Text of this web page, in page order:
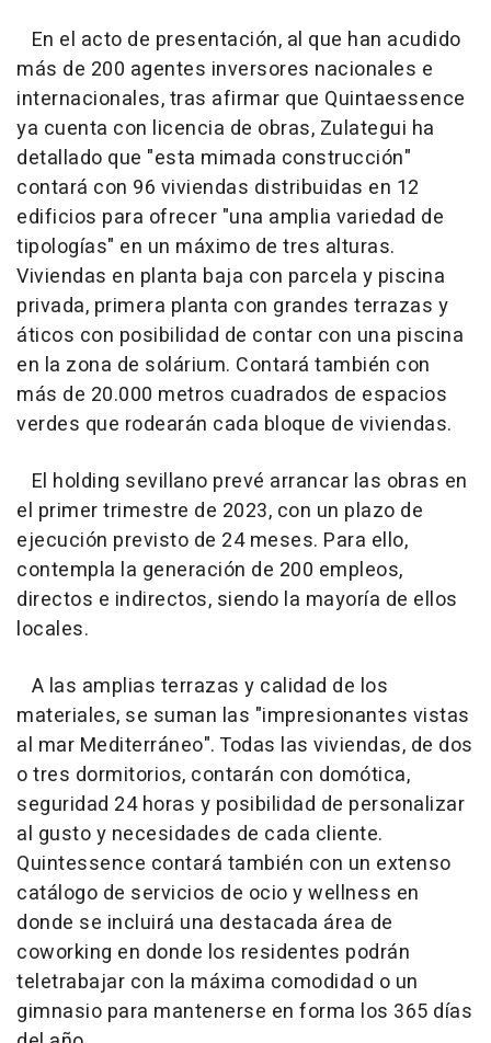
En el acto de presentación, al que han acudido
más de 200 agentes inversores nacionales e
internacionales, tras afirmar que Quintaessence
ya cuenta con licencia de obras, Zulategui ha
detallado que "esta mimada construcción"
contará con 96 viviendas distribuidas en 12
edificios para ofrecer "una amplia variedad de
tipologías" en un máximo de tres alturas.
Viviendas en planta baja con parcela y piscina
privada, primera planta con grandes terrazas y
áticos con posibilidad de contar con una piscina
en la zona de solárium. Contará también con
más de 20.000 metros cuadrados de espacios
verdes que rodearán cada bloque de viviendas.
El holding sevillano prevé arrancar las obras en
el primer trimestre de 2023, con un plazo de
ejecución previsto de 24 meses. Para ello,
contempla la generación de 200 empleos,
directos e indirectos, siendo la mayoría de ellos
locales.
A las amplias terrazas y calidad de los
materiales, se suman las "impresionantes vistas
al mar Mediterráneo". Todas las viviendas, de dos
o tres dormitorios, contarán con domótica,
seguridad 24 horas y posibilidad de personalizar
al gusto y necesidades de cada cliente.
Quintessence contará también con un extenso
catálogo de servicios de ocio y wellness en
donde se incluirá una destacada área de
coworking en donde los residentes podrán
teletrabajar con la máxima comodidad o un
gimnasio para mantenerse en forma los 365 días